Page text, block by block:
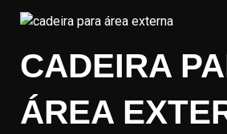
CADEIRA
ÁREA